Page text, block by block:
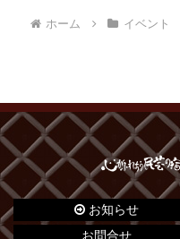
ホーム イベント
お知らせ
お問合せ